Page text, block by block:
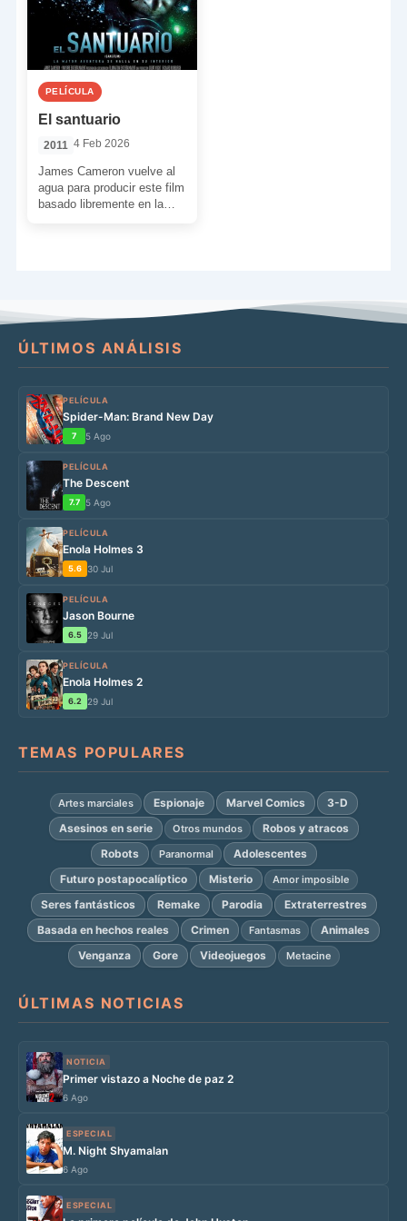
PELÍCULA
El santuario
2011 4 Feb 2026
James Cameron vuelve al
agua para producir este film
basado libremente en la
ÚLTIMOS ANÁLISIS
PELÍCULA
Spider-Man: Brand New Day
7 5 Ago
PELÍCULA
The Descent
7.7 5 Ago
PELÍCULA
Enola Holmes 3
5.6 30 Jul
PELÍCULA
Jason Bourne
6.5 29 Jul
PELÍCULA
Enola Holmes 2
6.2 29 Jul
TEMAS POPULARES
Artes marciales Espionaje Marvel Comics
3-D
Asesinos en serie
Otros mundos
Robos y atracos
Robots
Paranormal
Adolescentes
Futuro postapocalíptico
Misterio Amor imposible
Seres fantásticos Remake Parodia
Extraterrestres
Basada en hechos reales
Crimen Fantasmas
Animales
Venganza
Gore Videojuegos Metacine
ÚLTIMAS NOTICIAS
NOTICIA
Primer vistazo a Noche de paz 2
6 Ago
ESPECIAL
M. Night Shyamalan
6 Ago
ESPECIAL